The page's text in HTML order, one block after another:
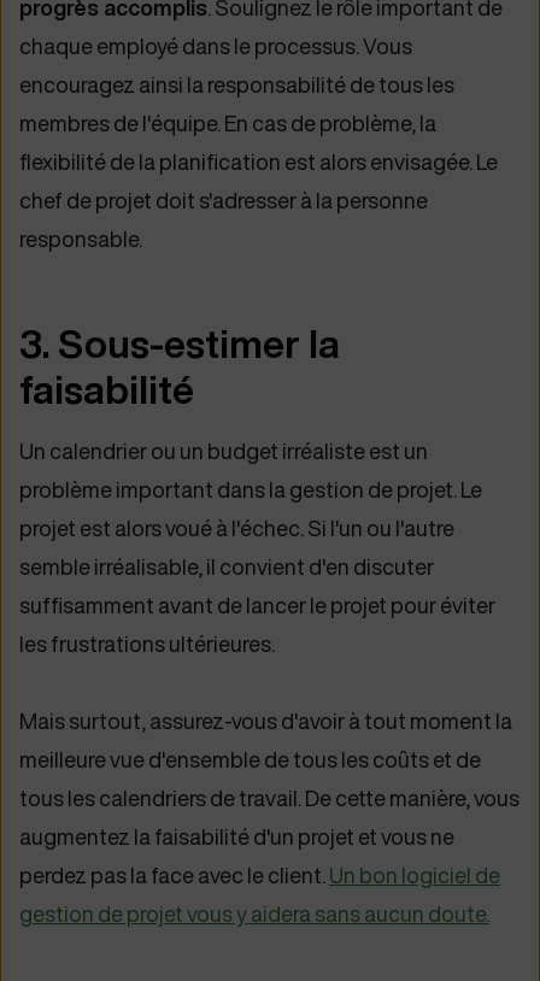
progrès accomplis. Soulignez le rôle important de
chaque employé dans le processus. Vous
encouragez ainsi la responsabilité de tous les
membres de l'équipe. En cas de problème, la
flexibilité de la planification est alors envisagée. Le
chef de projet doit s'adresser à la personne
responsable.
3. Sous-estimer la
faisabilité
Un calendrier ou un budget irréaliste est un
problème important dans la gestion de projet. Le
projet est alors voué à l'échec. Si l'un ou l'autre
semble irréalisable, il convient d'en discuter
suffisamment avant de lancer le projet pour éviter
les frustrations ultérieures.
Mais surtout, assurez-vous d'avoir à tout moment la
meilleure vue d'ensemble de tous les coûts et de
tous les calendriers de travail. De cette manière, vous
augmentez la faisabilité d'un projet et vous ne
perdez pas la face avec le client.Un bon logiciel de
gestion de projet vous y aidera sans aucun doute.